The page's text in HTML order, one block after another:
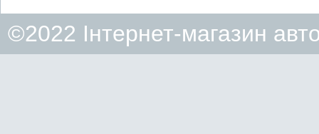
©2022 Інтернет-магазин